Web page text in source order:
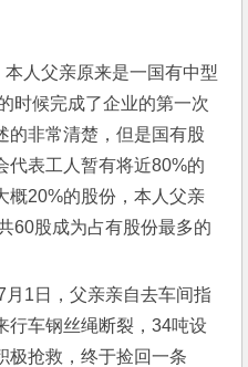
人父亲原来是一国有中型
时候完成了企业的第一次
的非常清楚，但是国有股
代表工人暂有将近80%的
概20%的股份，本人父亲
60股成为占有股份最多的
1日，父亲亲自去车间指
行车钢丝绳断裂，34吨设
极抢救，终于捡回一条